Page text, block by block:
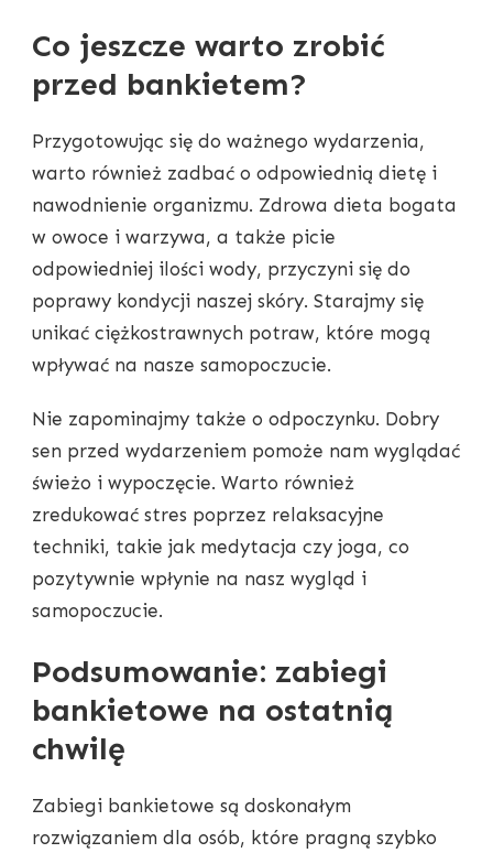
Co jeszcze warto zrobić
przed bankietem?
Przygotowując się do ważnego wydarzenia,
warto również zadbać o odpowiednią dietę i
nawodnienie organizmu. Zdrowa dieta bogata
w owoce i warzywa, a także picie
odpowiedniej ilości wody, przyczyni się do
poprawy kondycji naszej skóry. Starajmy się
unikać ciężkostrawnych potraw, które mogą
wpływać na nasze samopoczucie.
Nie zapominajmy także o odpoczynku. Dobry
sen przed wydarzeniem pomoże nam wyglądać
świeżo i wypoczęcie. Warto również
zredukować stres poprzez relaksacyjne
techniki, takie jak medytacja czy joga, co
pozytywnie wpłynie na nasz wygląd i
samopoczucie.
Podsumowanie: zabiegi
bankietowe na ostatnią
chwilę
Zabiegi bankietowe są doskonałym
rozwiązaniem dla osób, które pragną szybko